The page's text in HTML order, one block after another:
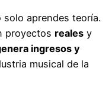
solo aprendes teoría.
proyectos reales y
ingresos y
musical de la